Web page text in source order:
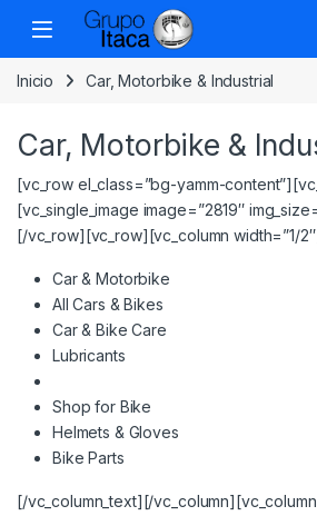
Inicio Car, Motorbike & Industrial
Car, Motorbike &
[vc_row el_class=”bg-yamm-
[vc_single_image image=”2819″
[/vc_row][vc_row][vc_column width=”1/
Car & Motorbike
All Cars & Bikes
Car & Bike Care
Lubricants
Shop for Bike
Helmets & Gloves
Bike Parts
[/vc_column_text][/vc_column][vc_column